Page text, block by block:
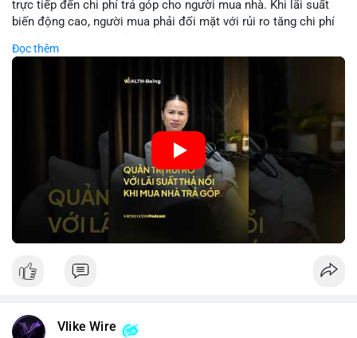
trực tiếp đến chi phí trả góp cho người mua nhà. Khi lãi suất
biến động cao, người mua phải đối mặt với rủi ro tăng chi phí
hướng lãi suất, lựa chọn sản phẩm trả góp có tính bảo hiểm,
đầu tư cần theo dõi chính sách tiền tệ để đưa ra quyết định
🎥 Xem video trực tiếp tại:
Nguồn: VIETSUCCESS
Đọc thêm
Vlike Wire